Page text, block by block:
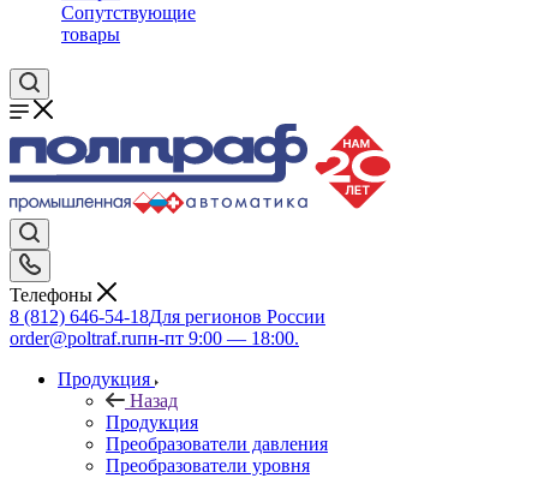
Сопутствующие
товары
Телефоны
8 (812) 646-54-18Для регионов России
order@poltraf.ruпн-пт 9:00 — 18:00.
Продукция
Назад
Продукция
Преобразователи давления
Преобразователи уровня